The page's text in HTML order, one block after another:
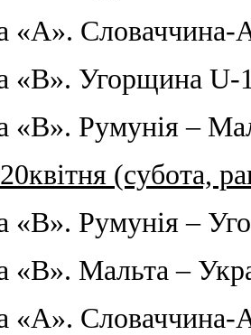
«А». Словаччина-
«В». Угорщина U-
«В». Румунія –
(субота,
«В». Румунія –
«В». Мальта –
«А».